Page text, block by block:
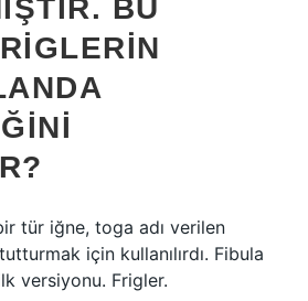
BU
tür iğne, toga adı verilen
için kullanılırdı. Fibula
versiyonu. Frigler.